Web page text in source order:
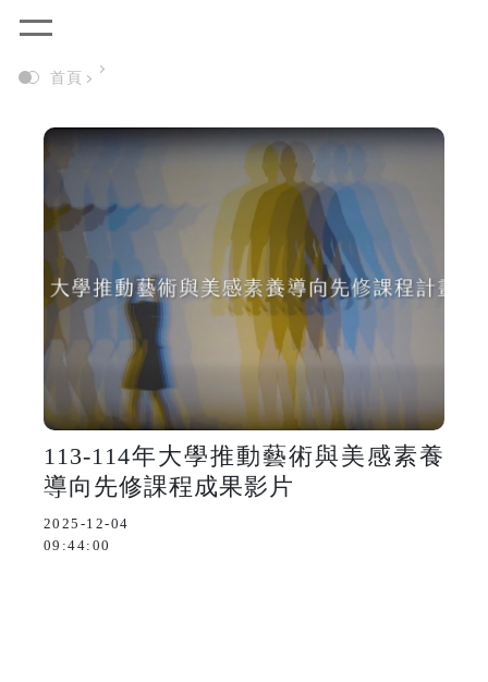
首頁
113-114年大學推動藝術與美感素養
導向先修課程成果影片
2025-12-04
09:44:00